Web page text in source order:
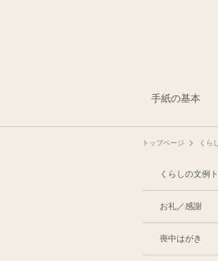
手紙の基本
トップページ くら
くらしの文例
お礼／感謝
喪中はがき